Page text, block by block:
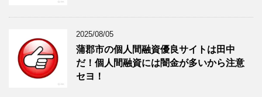
2025/08/05
蒲郡市の個人間融資優良サイトは田中
だ！個人間融資には闇金が多いから注意
セヨ！